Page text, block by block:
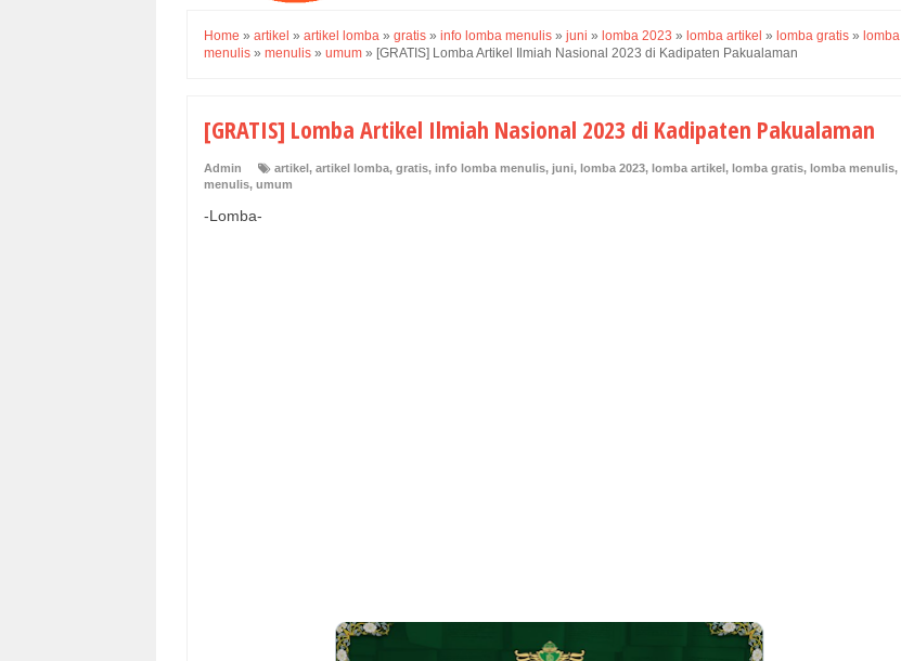
Home » artikel » artikel lomba » gratis » info lomba menulis » juni » lomba 2023 » lomba artikel » lomba gratis » lomba
menulis » menulis » umum » [GRATIS] Lomba Artikel Ilmiah Nasional 2023 di Kadipaten Pakualaman
[GRATIS] Lomba Artikel Ilmiah Nasional 2023 di Kadipaten Pakualaman
Admin artikel, artikel lomba, gratis, info lomba menulis, juni, lomba 2023, lomba artikel, lomba gratis, lomba menulis,
menulis, umum
-Lomba-